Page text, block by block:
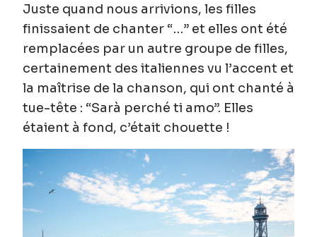
Juste quand nous arrivions, les filles
finissaient de chanter “…” et elles ont été
remplacées par un autre groupe de filles,
certainement des italiennes vu l’accent et
la maîtrise de la chanson, qui ont chanté à
tue-tête : “Sarà perché ti amo”. Elles
étaient à fond, c’était chouette !